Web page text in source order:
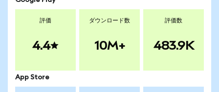
評価
4.4
ダウンロード数
10M+
評価数
483.9K
App Store